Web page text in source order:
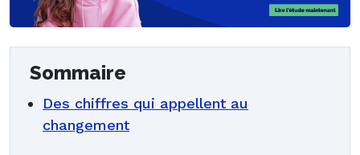
Sommaire
Des chiffres qui appellent au
changement